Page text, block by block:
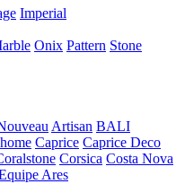
Imperial
Onix Pattern Stone
Artisan BALI
Caprice Caprice Deco
Corsica Costa Nova
Ares